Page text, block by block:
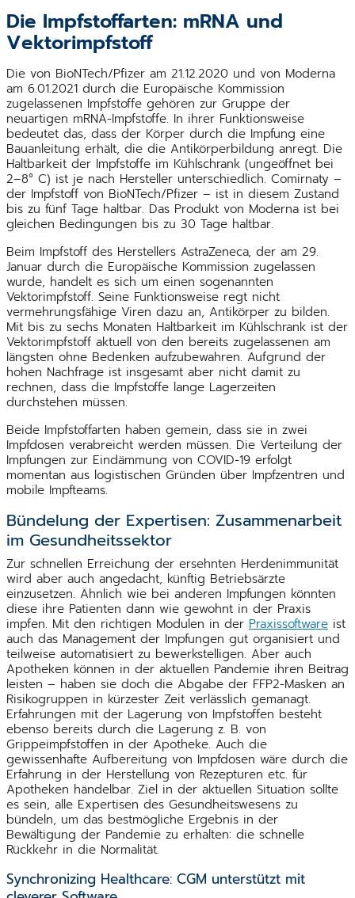
Die Impfstoffarten: mRNA und
Vektorimpfstoff
Die von BioNTech/Pfizer am 21.12.2020 und von Moderna
am 6.01.2021 durch die Europäische Kommission
zugelassenen Impfstoffe gehören zur Gruppe der
neuartigen mRNA-Impfstoffe. In ihrer Funktionsweise
bedeutet das, dass der Körper durch die Impfung eine
Bauanleitung erhält, die die Antikörperbildung anregt. Die
Haltbarkeit der Impfstoffe im Kühlschrank (ungeöffnet bei
2–8° C) ist je nach Hersteller unterschiedlich. Comirnaty –
der Impfstoff von BioNTech/Pfizer – ist in diesem Zustand
bis zu fünf Tage haltbar. Das Produkt von Moderna ist bei
gleichen Bedingungen bis zu 30 Tage haltbar.
Beim Impfstoff des Herstellers AstraZeneca, der am 29.
Januar durch die Europäische Kommission zugelassen
wurde, handelt es sich um einen sogenannten
Vektorimpfstoff. Seine Funktionsweise regt nicht
vermehrungsfähige Viren dazu an, Antikörper zu bilden.
Mit bis zu sechs Monaten Haltbarkeit im Kühlschrank ist der
Vektorimpfstoff aktuell von den bereits zugelassenen am
längsten ohne Bedenken aufzubewahren. Aufgrund der
hohen Nachfrage ist insgesamt aber nicht damit zu
rechnen, dass die Impfstoffe lange Lagerzeiten
durchstehen müssen.
Beide Impfstoffarten haben gemein, dass sie in zwei
Impfdosen verabreicht werden müssen. Die Verteilung der
Impfungen zur Eindämmung von COVID-19 erfolgt
momentan aus logistischen Gründen über Impfzentren und
mobile Impfteams.
Bündelung der Expertisen: Zusammenarbeit
im Gesundheitssektor
Zur schnellen Erreichung der ersehnten Herdenimmunität
wird aber auch angedacht, künftig Betriebsärzte
einzusetzen. Ähnlich wie bei anderen Impfungen könnten
diese ihre Patienten dann wie gewohnt in der Praxis
impfen. Mit den richtigen Modulen in der Praxissoftware ist
auch das Management der Impfungen gut organisiert und
teilweise automatisiert zu bewerkstelligen. Aber auch
Apotheken können in der aktuellen Pandemie ihren Beitrag
leisten – haben sie doch die Abgabe der FFP2-Masken an
Risikogruppen in kürzester Zeit verlässlich gemanagt.
Erfahrungen mit der Lagerung von Impfstoffen besteht
ebenso bereits durch die Lagerung z. B. von
Grippeimpfstoffen in der Apotheke. Auch die
gewissenhafte Aufbereitung von Impfdosen wäre durch die
Erfahrung in der Herstellung von Rezepturen etc. für
Apotheken händelbar. Ziel in der aktuellen Situation sollte
es sein, alle Expertisen des Gesundheitswesens zu
bündeln, um das bestmögliche Ergebnis in der
Bewältigung der Pandemie zu erhalten: die schnelle
Rückkehr in die Normalität.
Synchronizing Healthcare: CGM unterstützt mit